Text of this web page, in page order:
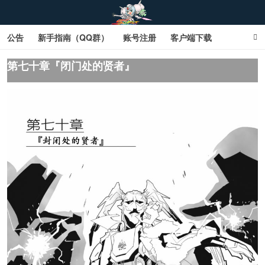
公告 新手指南（QQ群） 账号注册 客户端下载
SD钢达服数据库（网页版） SD钢达服数据库（石墨版）
第七十章『闭门处的贤者』